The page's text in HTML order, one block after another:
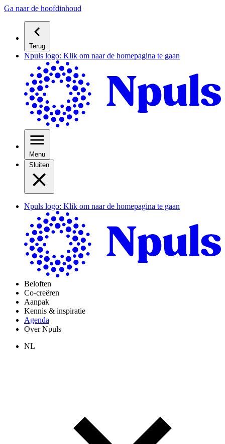
Ga naar de hoofdinhoud
Terug
Npuls logo: Klik om naar de homepagina te gaan
Menu
Sluiten
Npuls logo: Klik om naar de homepagina te gaan
Beloften
Co-creëren
Aanpak
Kennis & inspiratie
Agenda
Over Npuls
NL